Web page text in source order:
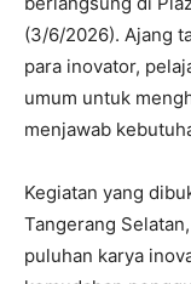
(3/6/2026). Ajang
para inovator,
umum untuk
menjawab
Kegiatan yang
Tangerang
puluhan karya